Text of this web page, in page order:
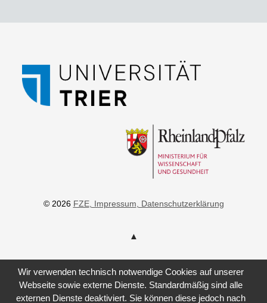
© 2026 FZE, Impressum , Datenschutzerklärung
Wir verwenden technisch notwendige Cookies auf unserer
Webseite sowie externe Dienste. Standardmäßig sind alle
externen Dienste deaktiviert. Sie können diese jedoch nach